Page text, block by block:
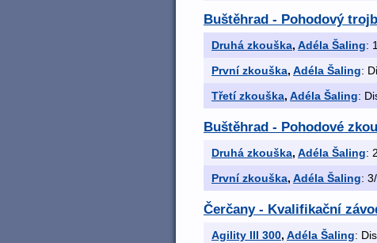
Buštěhrad - Pohodový
Druhá zkouška, Adéla Šaling:
První zkouška, Adéla Šaling:
Třetí zkouška, Adéla Šaling:
Buštěhrad - Pohodové
Druhá zkouška, Adéla Šaling:
První zkouška, Adéla Šaling:
Čerčany - Kvalifikační
Agility III 300, Adéla Šaling: